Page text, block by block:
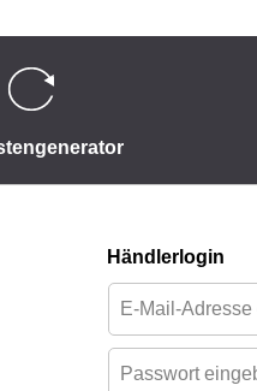
Händlerlogin